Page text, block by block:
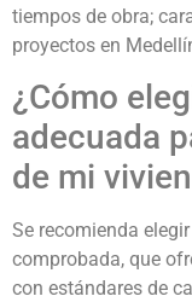
tiempos de obra;
proyectos en
¿Cómo
adecuada
de mi
Se recomienda
comprobada, que
con estándares de